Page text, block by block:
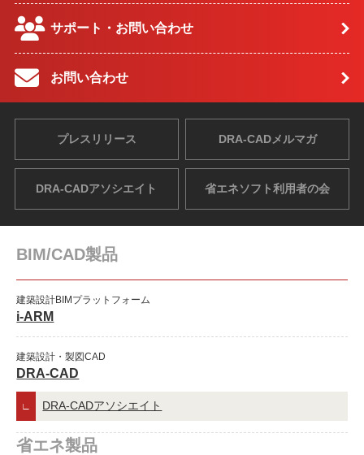
サポート・お問い合わせ
お問い合わせ
プレスリリース DRA-CADメルマガ
DRA-CADアソシエイト 省エネソフト利用者の会
BIM/CAD製品
建築設計BIMプラットフォーム
i-ARM
建築設計・製図CAD
DRA-CAD
DRA-CADアソシエイト
省エネ製品